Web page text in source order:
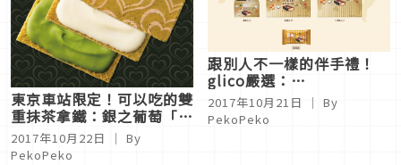
東京車站限定！可以吃的雙
重抹茶拿鐵：銀之葡萄「抹
茶巧克力三明治餅乾」
2017年10月22日
｜ By
PekoPeko
跟別人不一樣的伴手禮！
glico嚴選：
Bitte「Tokyo Fusion」
巧克力餅
2017年10月21日
｜ By
PekoPeko